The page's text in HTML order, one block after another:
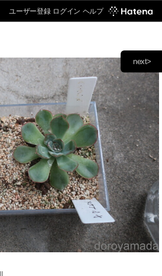
ユーザー登録 ログイン ヘルプ
next>